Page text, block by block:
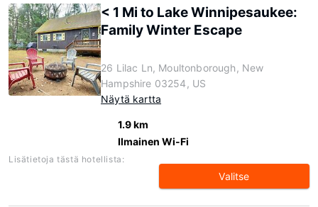
< 1 Mi to Lake Winnipesaukee:
Family Winter Escape
26 Lilac Ln, Moultonborough, New
Hampshire 03254, US
Näytä kartta
1.9 km
Ilmainen Wi-Fi
Lisätietoja tästä hotellista:
Valitse